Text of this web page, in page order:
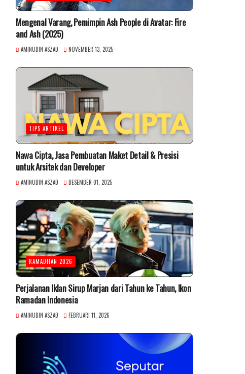
Mengenal Varang, Pemimpin Ash People di Avatar: Fire
and Ash (2025)
AMINUDIN ASZAD NOVEMBER 13, 2025
TIPS ARTIKEL
Nawa Cipta, Jasa Pembuatan Maket Detail & Presisi
untuk Arsitek dan Developer
AMINUDIN ASZAD DESEMBER 01, 2025
RAMADHAN 2026
Perjalanan Iklan Sirup Marjan dari Tahun ke Tahun, Ikon
Ramadan Indonesia
AMINUDIN ASZAD FEBRUARI 11, 2026